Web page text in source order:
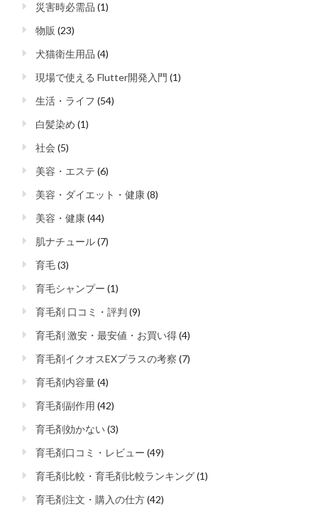
災害時必需品 (1)
物販 (23)
犬猫衛生用品 (4)
現場で使える Flutter開発入門 (1)
生活・ライフ (54)
白髪染め (1)
社会 (5)
美容・エステ (6)
美容・ダイエット・健康(8)
美容・健康(44)
肌ナチュール(7)
育毛(3)
育毛シャンプー (1)
育毛剤 口コミ・評判 (9)
育毛剤 激安・最安値・お買い得(4)
育毛剤イクオスEXプラスの考察 (7)
育毛剤内容量(4)
育毛剤副作用 (42)
育毛剤効かない(3)
育毛剤口コミ・レビュー (49)
育毛剤比較・育毛剤比較ランキング(1)
育毛剤注文・購入の仕方(42)